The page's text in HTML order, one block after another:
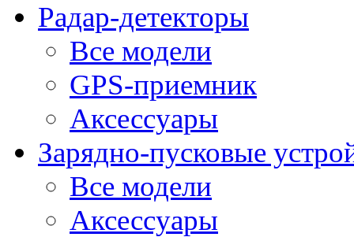
Радар-детекторы
Все модели
GPS-приемник
Аксессуары
Зарядно-пусковые
Все модели
Аксессуары